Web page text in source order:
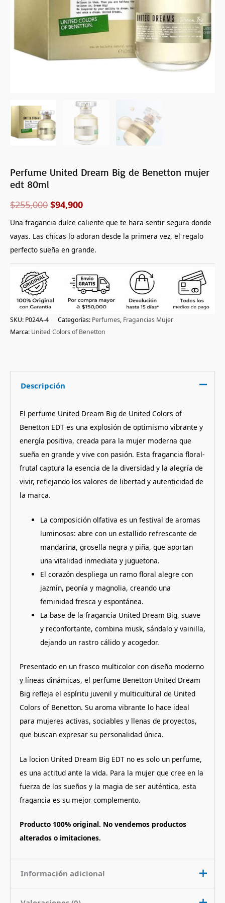
Perfume United Dream Big de Benetton mujer
edt 80ml
$255,000 $94,900
Una fragancia dulce caliente que te hara sentir segura donde
vayas. Las chicas lo adoran desde la primera vez, el regalo
perfecto sueña en grande.
SKU: P024A-4 Categorías: Perfumes, Fragancias Mujer
Marca: United Colors of Benetton
Descripción
El perfume United Dream Big de United Colors of
Benetton EDT es una explosión de optimismo vibrante y
energía positiva, creada para la mujer moderna que
sueña en grande y vive con pasión. Esta fragancia floral-
frutal captura la esencia de la diversidad y la alegría de
vivir, reflejando los valores de libertad y autenticidad de
la marca.
La composición olfativa es un festival de aromas
luminosos: abre con un estallido refrescante de
mandarina, grosella negra y piña, que aportan
una vitalidad inmediata y juguetona.
El corazón despliega un ramo floral alegre con
jazmín, peonía y magnolia, creando una
feminidad fresca y espontánea.
La base de la fragancia United Dream Big, suave
y reconfortante, combina musk, sándalo y vainilla,
dejando un rastro cálido y acogedor.
Presentado en un frasco multicolor con diseño moderno
y líneas dinámicas, el perfume Benetton United Dream
Big refleja el espíritu juvenil y multicultural de United
Colors of Benetton. Su aroma vibrante lo hace ideal
para mujeres activas, sociables y llenas de proyectos,
que buscan expresar su personalidad única.
La locion United Dream Big EDT no es solo un perfume,
es una actitud ante la vida. Para la mujer que cree en la
fuerza de los sueños y la magia de ser auténtica, esta
fragancia es su mejor complemento.
Producto 100% original. No vendemos productos
alterados o imitaciones.
Información adicional